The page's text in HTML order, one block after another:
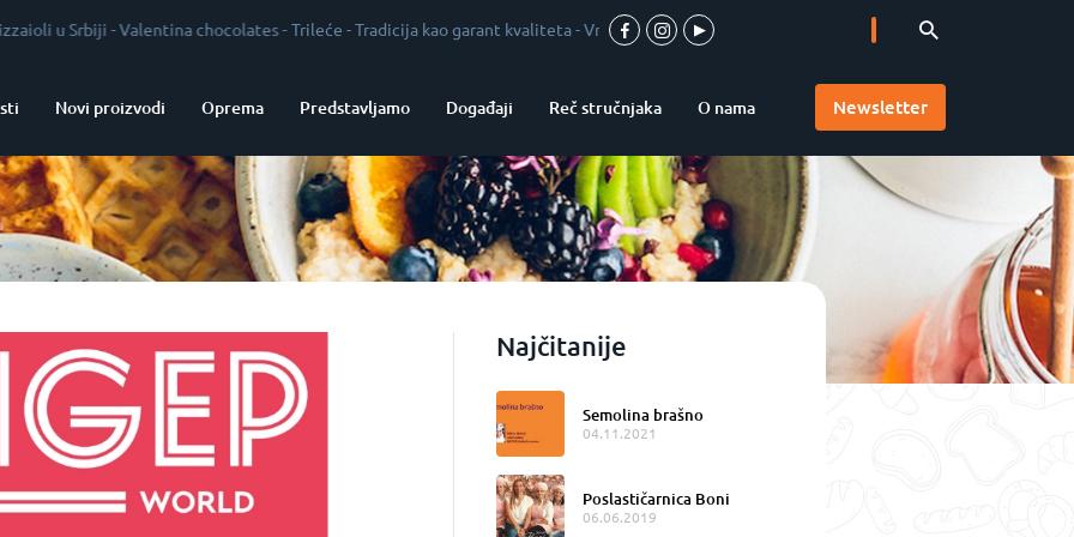
-Valentina chocolates - Trileće-Tradicija kao garant kvaliteta-Vrhunska pica u srcu Vojvodine Accademia Pizzaioli u Srbiji
Novi proizvodi Oprema Predstavljamo Događaji Reč stručnjaka O nama Newsletter
Najčitanije
Semolina brašno
04.11.2021
Poslastičarnica Boni
06.06.2019